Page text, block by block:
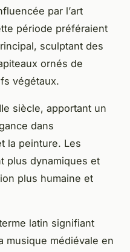
par l’art
période préféraient
sculptant des
ornés de
végétaux.
siècle, apportant un
dans
la peinture. Les
plus dynamiques et
plus humaine et
latin signifiant
musique médiévale en